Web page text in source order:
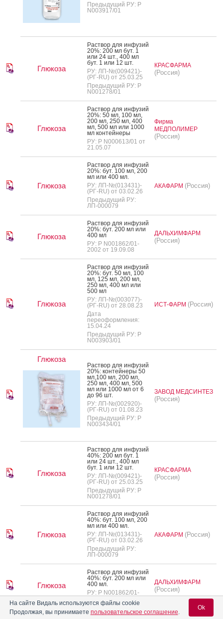
Предыдущий РУ: Р
N003917/01
Глюкоза
Рас­твор для ин­фу­зий
20%: 200 мл бут. 1
или 24 шт., 400 мл
бут. 1 или 12 шт.
РУ: ЛП-№(009421)-
(РГ-RU) от 25.03.25
Предыдущий РУ: Р
N001278/01
КРАСФАРМА
(Россия)
Глюкоза
Рас­твор для ин­фу­зий
20%: 50 мл, 100 мл,
200 мл, 250 мл, 400
мл, 500 мл или 1000
мл кон­тей­не­ры
РУ: Р N000613/01 от
21.05.07
Фирма
МЕДПОЛИМЕР
(Россия)
Глюкоза
Рас­твор для ин­фу­зий
20%: бут. 100 мл, 200
мл или 400 мл.
РУ: ЛП-№(013431)-
(РГ-RU) от 03.02.26
Предыдущий РУ:
ЛП-000079
АКАФАРМ (Россия)
Глюкоза
Рас­твор для ин­фу­зий
20%: бут. 200 мл или
400 мл
РУ: Р N001862/01-
2002 от 19.09.08
ДАЛЬХИМФАРМ
(Россия)
Глюкоза
Рас­твор для ин­фу­зий
20%: бут. 50 мл, 100
мл, 125 мл, 200 мл,
250 мл, 400 мл или
500 мл
РУ: ЛП-№(003077)-
(РГ-RU) от 28.08.23
Дата
переоформления:
15.04.24
Предыдущий РУ: Р
N003903/01
ИСТ-ФАРМ (Россия)
Глюкоза
Рас­твор для ин­фу­зий
20%: кон­тей­не­ры 50
мл,100 мл, 200 мл,
250 мл, 400 мл, 500
мл или 1000 мл от 6
до 96 шт.
РУ: ЛП-№(002920)-
(РГ-RU) от 01.08.23
Предыдущий РУ: Р
N003434/01
ЗАВОД МЕДСИНТЕЗ
(Россия)
Глюкоза
Рас­твор для ин­фу­зий
40%: 200 мл бут. 1
или 24 шт., 400 мл
бут. 1 или 12 шт.
РУ: ЛП-№(009421)-
(РГ-RU) от 25.03.25
Предыдущий РУ: Р
N001278/01
КРАСФАРМА
(Россия)
Глюкоза
Рас­твор для ин­фу­зий
40%: бут. 100 мл, 200
мл или 400 мл.
РУ: ЛП-№(013431)-
(РГ-RU) от 03.02.26
Предыдущий РУ:
ЛП-000079
АКАФАРМ (Россия)
Глюкоза
Рас­твор для ин­фу­зий
40%: бут. 200 мл или
400 мл.
РУ: Р N001862/01-
2002 от 19.09.08
ДАЛЬХИМФАРМ
(Россия)
Глюкоза
На сайте Видаль используются файлы cookie
Продолжая, вы принимаете пользовательское соглашение.
Ok